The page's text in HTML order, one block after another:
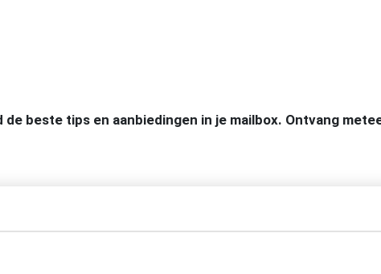
beste tips en aanbiedingen in je mailbox. Ontvang